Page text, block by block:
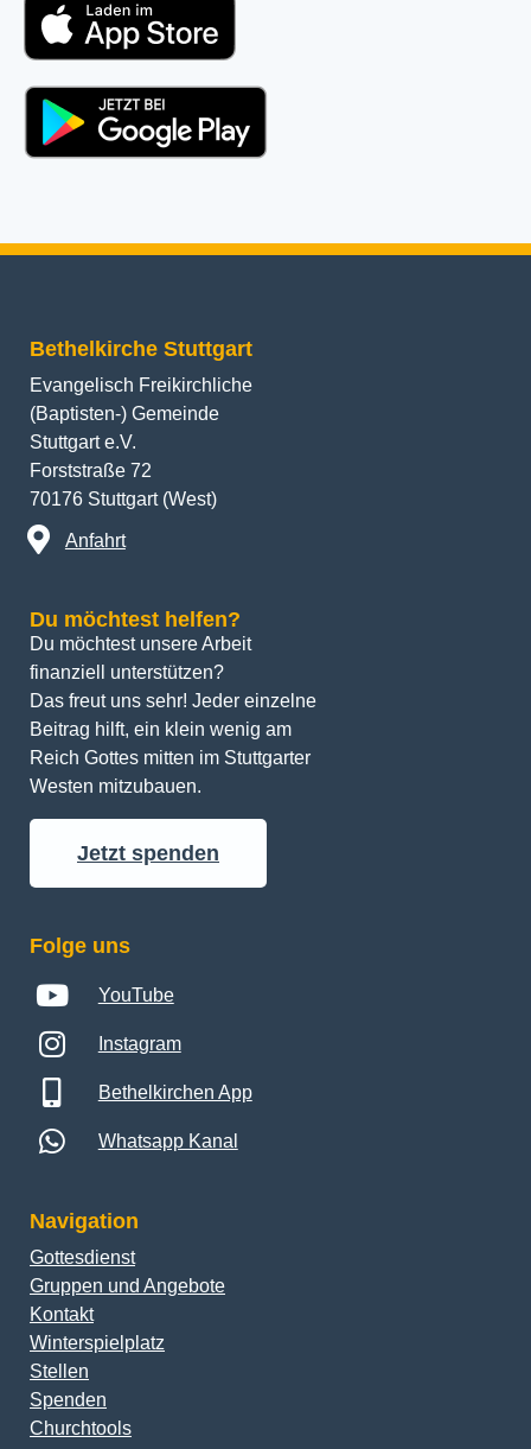
Bethelkirche Stuttgart
Evangelisch Freikirchliche
(Baptisten-) Gemeinde
Stuttgart e.V.
Forststraße 72
70176 Stuttgart (West)
Anfahrt
Du möchtest helfen?
Du möchtest unsere Arbeit
finanziell unterstützen?
Das freut uns sehr! Jeder einzelne
Beitrag hilft, ein klein wenig am
Reich Gottes mitten im Stuttgarter
Westen mitzubauen.
Jetzt spenden
Folge uns
YouTube
Instagram
Bethelkirchen App
Whatsapp Kanal
Navigation
Gottesdienst
Gruppen und Angebote
Kontakt
Winterspielplatz
Stellen
Spenden
Churchtools